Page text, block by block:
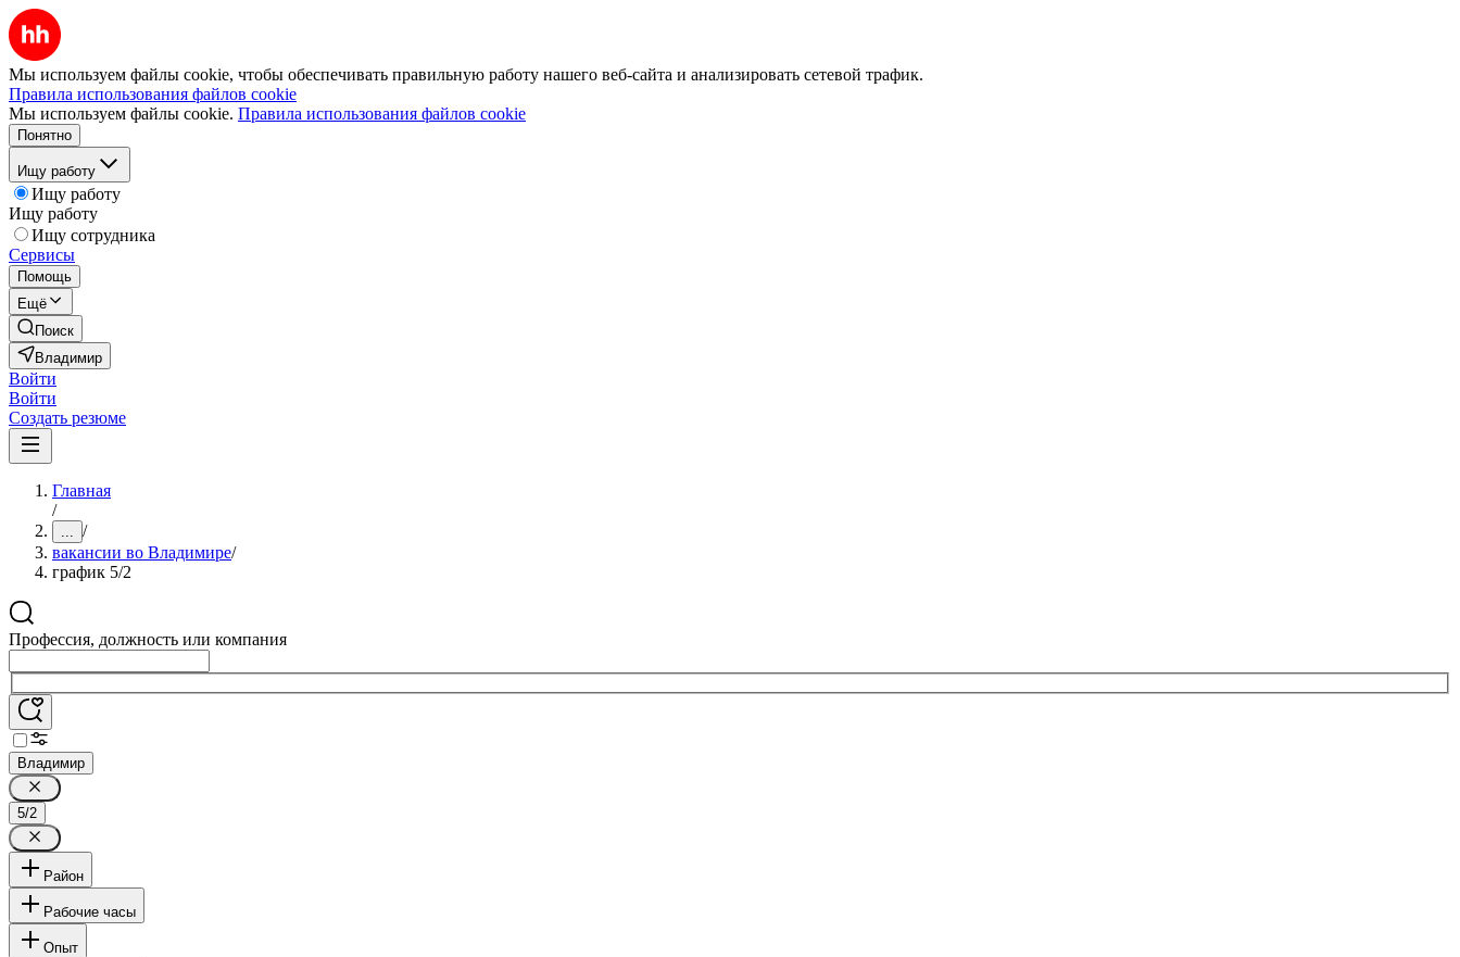
Мы используем файлы cookie, чтобы обеспечивать правильную работу нашего веб-сайта и анализировать сетевой трафик.
Правила использования файлов cookie
Мы используем файлы cookie. Правила использования файлов cookie
Понятно
Ищу работу
Ищу работу
Ищу работу
Ищу сотрудника
Сервисы
Помощь
Ещё
Поиск
Владимир
Войти
Войти
Создать резюме
Главная
/
... /
вакансии во Владимире/
график 5/2
Профессия, должность или компания
Владимир
5/2
Район
Рабочие часы
Опыт